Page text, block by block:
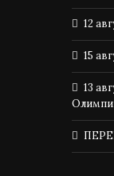
12
15
13